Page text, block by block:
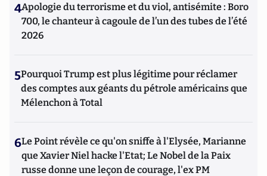
4Apologie du terrorisme et du viol, antisémite : Boro
700, le chanteur à cagoule de l’un des tubes de l’été
2026
5Pourquoi Trump est plus légitime pour réclamer
des comptes aux géants du pétrole américains que
Mélenchon à Total
6Le Point révèle ce qu'on sniffe à l'Elysée, Marianne
que Xavier Niel hacke l'Etat; Le Nobel de la Paix
russe donne une leçon de courage, l'ex PM